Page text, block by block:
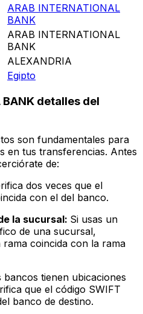
ARAB INTERNATIONAL
BANK
ARAB INTERNATIONAL
BANK
ALEXANDRIA
Egipto
BANK detalles del
son fundamentales para
en tus transferencias. Antes
de:
dos veces que el
con el del banco.
la sucursal: Si usas un
de una sucursal,
coincida con la rama
bancos tienen ubicaciones
que el código SWIFT
banco de destino.